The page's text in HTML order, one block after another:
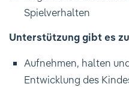
Spielverhalten
Unterstützung gibt es
Aufnehmen, halten
Entwicklung des